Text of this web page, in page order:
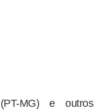
MG) e outros